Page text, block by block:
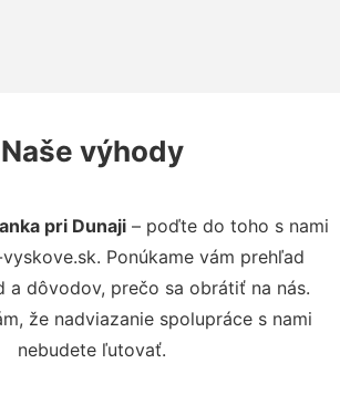
Naše výhody
pri Dunaji – poďte do toho s nami
Ponúkame vám prehľad
a dôvodov, prečo sa obrátiť na nás.
že nadviazanie spolupráce s nami
nebudete ľutovať.